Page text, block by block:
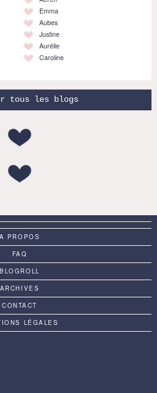
Emma
Aubes
Justine
Aurélie
Caroline
tous les blogs
A PROPOS
FAQ
BLOGROLL
ARCHIVES
CONTACT
LÉGALES